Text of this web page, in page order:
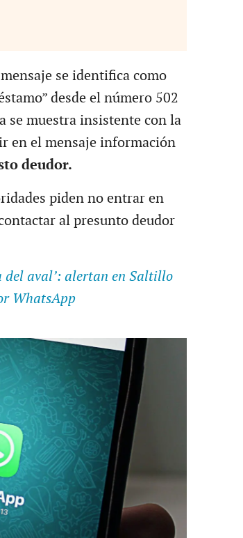
se identifica como
desde el número 502
se muestra insistente con la
en el mensaje información
deudor.
piden no entrar en
al presunto deudor
del aval’: alertan en Saltillo
WhatsApp